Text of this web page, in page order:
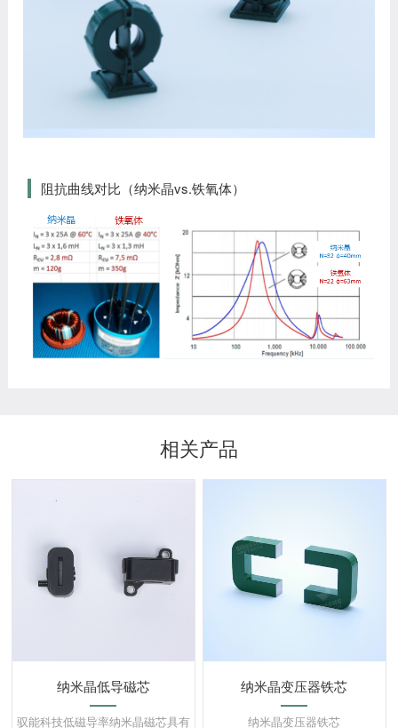
阻抗曲线对比（纳米晶vs.铁氧体）
相关产品
纳米晶低导磁芯
驭能科技低磁导率纳米晶磁芯具有
纳米晶变压器铁芯
纳米晶变压器铁芯